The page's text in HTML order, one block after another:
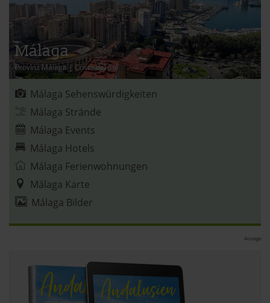
Málaga
Provinz Málaga | Costa del Sol
Málaga Sehenswürdigkeiten
Málaga Strände
Málaga Events
Málaga Hotels
Málaga Ferienwohnungen
Málaga Karte
Málaga Bilder
Anzeige